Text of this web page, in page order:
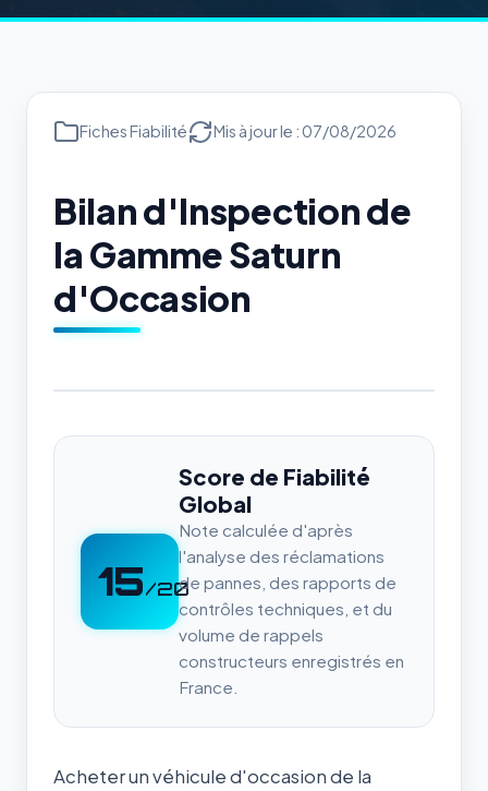
Fiches Fiabilité Mis à jour le : 07/08/2026
Bilan d'Inspection de
la Gamme Saturn
d'Occasion
15/20
Score de Fiabilité
Global
Note calculée d'après
l'analyse des réclamations
de pannes, des rapports de
contrôles techniques, et du
volume de rappels
constructeurs enregistrés en
France.
Acheter un véhicule d'occasion de la